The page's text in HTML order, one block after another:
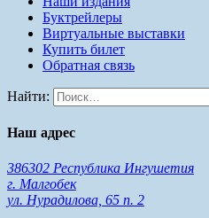
Буктрейлеры
Виртуальные выставки
Купить билет
Обратная связь
Найти:
Наш адрес
386302 Республика Ингушетия
г. Малгобек
ул. Нурадилова, 65 п. 2